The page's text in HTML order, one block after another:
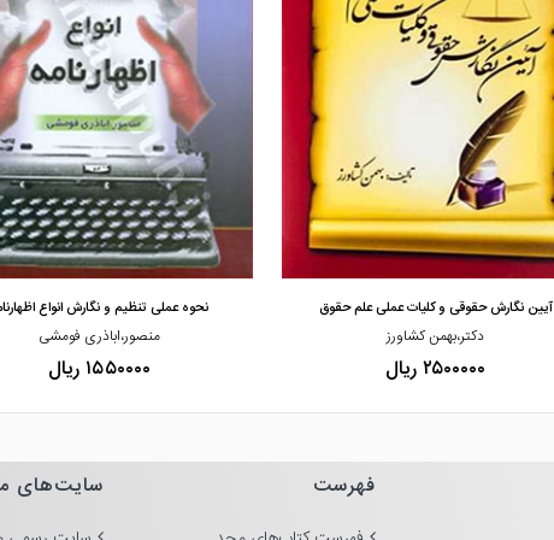
مشاهده و خرید مشاهده و خرید
آیین نگارش حقوقی و کلیات عملی علم حقوق
دکتر،بهمن کشاورز
۲۵۰۰۰۰۰ ریال
نحوه عملی تنظیم و نگارش انواع
منصور،اباذری فومشی
۱۵۵۰۰۰۰ ریال
فهرست سایت‌های